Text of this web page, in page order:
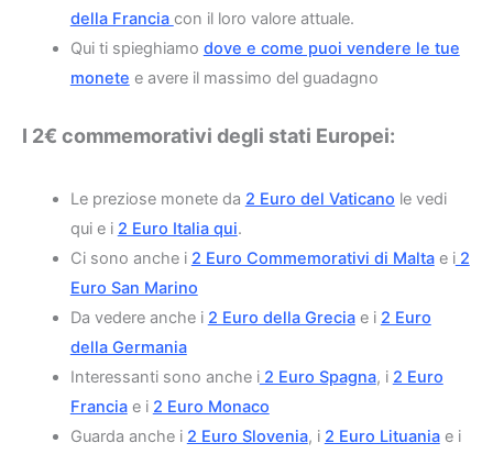
della Francia con il loro valore attuale.
Qui ti spieghiamo dove e come puoi vendere le tue
monete e avere il massimo del guadagno
I 2€ commemorativi degli stati Europei:
Le preziose monete da 2 Euro del Vaticano le vedi
qui e i 2 Euro Italia qui.
Ci sono anche i 2 Euro Commemorativi di Maltae i2
Euro San Marino
Da vedere anche i 2 Euro della Greciae i 2 Euro
della Germania
Interessanti sono anche i2 Euro Spagna, i 2 Euro
Franciae i 2 Euro Monaco
Guarda anche i 2 Euro Slovenia, i 2 Euro Lituaniae i